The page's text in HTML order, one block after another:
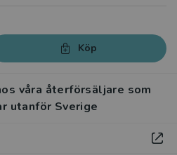
Köp
våra återförsäljare som
utanför Sverige